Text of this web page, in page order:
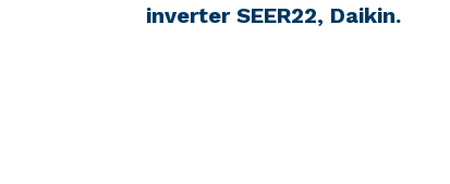
inverter SEER22, Daikin.